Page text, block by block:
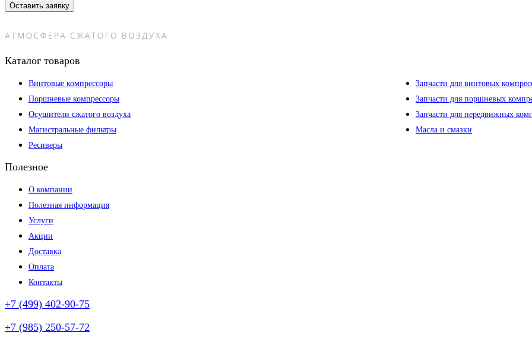
Оставить заявку
Каталог товаров
Винтовые компрессоры
Поршневые компрессоры
Осушители сжатого воздуха
Магистральные фильтры
Ресиверы
Запчасти для винтовых
Запчасти для поршневых
Запчасти для передвижных
Масла и смазки
Полезное
О компании
Полезная информация
Услуги
Акции
Доставка
Оплата
Контакты
+7 (499) 402-90-75
+7 (985) 250-57-72